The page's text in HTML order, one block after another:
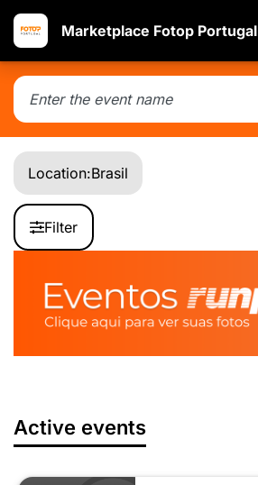
Marketplace Fotop Portugal
Location:Brasil
Filter
Active events